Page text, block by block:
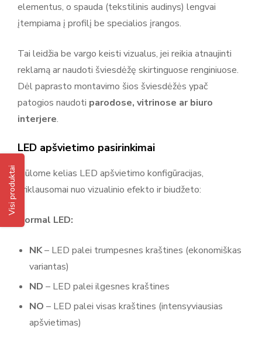
Visi produktai
elementus, o spauda (tekstilinis audinys) lengvai
įtempiama į profilį be specialios įrangos.
Tai leidžia be vargo keisti vizualus, jei reikia atnaujinti
reklamą ar naudoti šviesdėžę skirtinguose renginiuose.
Dėl paprasto montavimo šios šviesdėžės ypač
patogios naudoti parodose, vitrinose ar biuro
interjere.
LED apšvietimo pasirinkimai
Siūlome kelias LED apšvietimo konfigūracijas,
priklausomai nuo vizualinio efekto ir biudžeto:
Normal LED:
NK– LED palei trumpesnes kraštines (ekonomiškas
variantas)
ND – LED palei ilgesnes kraštines
NO – LED palei visas kraštines (intensyviausias
apšvietimas)